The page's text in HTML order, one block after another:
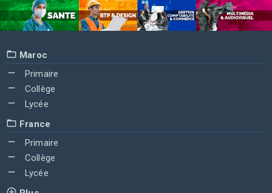
Maroc
Primaire
Collège
Lycée
France
Primaire
Collège
Lycée